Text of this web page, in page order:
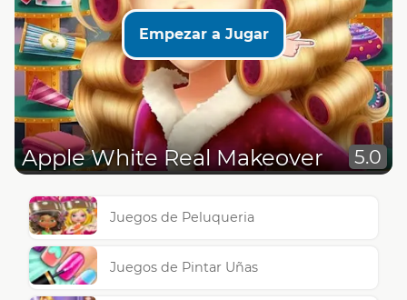
Empezar a Jugar
Apple White Real Makeover 5.0
Juegos de Peluqueria
Juegos de Pintar Uñas